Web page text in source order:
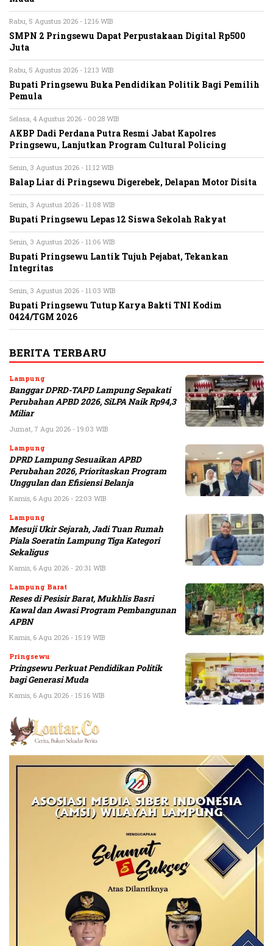
Rabu, 5 Agustus 2026 - 12:16 WIB
SMPN 2 Pringsewu Dapat Perpustakaan Digital Rp500
Juta
Rabu, 5 Agustus 2026 - 12:13 WIB
Bupati Pringsewu Buka Pendidikan Politik Bagi Pemilih
Pemula
Selasa, 4 Agustus 2026 - 00:28 WIB
AKBP Dadi Perdana Putra Resmi Jabat Kapolres
Pringsewu, Lanjutkan Program Cultural Policing
Senin, 3 Agustus 2026 - 11:12 WIB
Balap Liar di Pringsewu Digerebek, Delapan Motor Disita
Senin, 3 Agustus 2026 - 11:08 WIB
Bupati Pringsewu Lepas 12 Siswa Sekolah Rakyat
Senin, 3 Agustus 2026 - 11:06 WIB
Bupati Pringsewu Lantik Tujuh Pejabat, Tekankan
Integritas
Senin, 3 Agustus 2026 - 11:03 WIB
Bupati Pringsewu Tutup Karya Bakti TNI Kodim
0424/TGM 2026
BERITA TERBARU
Lampung
Banggar DPRD-TAPD Lampung Sepakati
Perubahan APBD 2026, SiLPA Naik Rp94,3
Miliar
Jumat, 7 Agu 2026 - 19:03 WIB
Lampung
DPRD Lampung Sesuaikan APBD
Perubahan 2026, Prioritaskan Program
Unggulan dan Efisiensi Belanja
Kamis, 6 Agu 2026 - 22:03 WIB
Lampung
Mesuji Ukir Sejarah, Jadi Tuan Rumah
Piala Soeratin Lampung Tiga Kategori
Sekaligus
Kamis, 6 Agu 2026 - 20:31 WIB
Lampung Barat
Reses di Pesisir Barat, Mukhlis Basri
Kawal dan Awasi Program Pembangunan
APBN
Kamis, 6 Agu 2026 - 15:19 WIB
Pringsewu
Pringsewu Perkuat Pendidikan Politik
bagi Generasi Muda
Kamis, 6 Agu 2026 - 15:16 WIB